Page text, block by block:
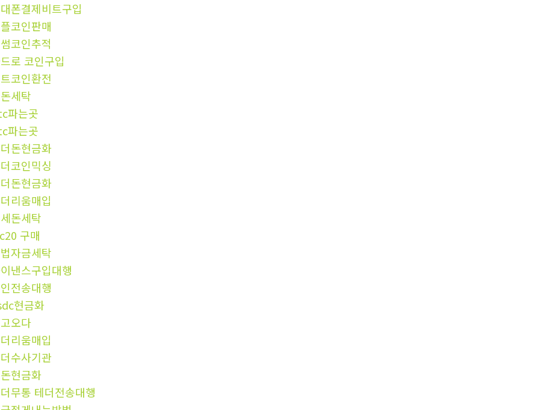
폰결제비트구입
코인판매
코인추적
로 코인구입
코인환전
세탁
파는곳
파는곳
돈현금화
코인믹싱
돈현금화
리움매입
돈세탁
구매
자금세탁
낸스구입대행
전송대행
현금화
오다
리움매입
수사기관
현금화
무통 테더전송대행